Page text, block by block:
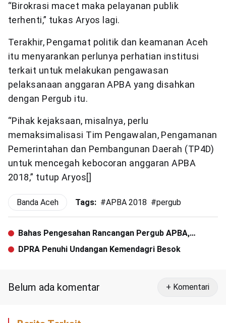
“Birokrasi macet maka pelayanan publik
terhenti,” tukas Aryos lagi.
Terakhir, Pengamat politik dan keamanan Aceh
itu menyarankan perlunya perhatian institusi
terkait untuk melakukan pengawasan
pelaksanaan anggaran APBA yang disahkan
dengan Pergub itu.
“Pihak kejaksaan, misalnya, perlu
memaksimalisasi Tim Pengawalan, Pengamanan
Pemerintahan dan Pembangunan Daerah (TP4D)
untuk mencegah kebocoran anggaran APBA
2018,” tutup Aryos[]
Banda Aceh Tags: #APBA 2018 #pergub
Bahas Pengesahan Rancangan Pergub APBA,
Kemendagri Undang DPRA
DPRA Penuhi Undangan Kemendagri Besok
Belum ada komentar + Komentari